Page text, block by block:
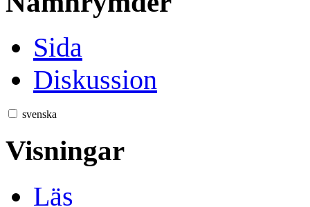
Sida
Diskussion
svenska
Visningar
Läs